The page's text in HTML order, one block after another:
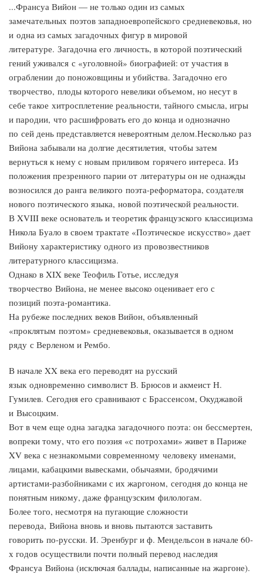
...Франсуа Вийон — не только один из самых
замечательных поэтов западноевропейского средневековья, но
и одна из самых загадочных фигур в мировой
литературе. Загадочна его личность, в которой поэтический
гений уживался с «уголовной» биографией: от участия в
ограблении до поножовщины и убийства. Загадочно его
творчество, плоды которого невелики объемом, но несут в
себе такое хитросплетение реальности, тайного смысла, игры
и пародии, что расшифровать его до конца и однозначно
по сей день представляется невероятным делом.Несколько раз
Вийона забывали на долгие десятилетия, чтобы затем
вернуться к нему с новым приливом горячего интереса. Из
положения презренного парии от литературы он не однажды
возносился до ранга великого поэта-реформатора, создателя
нового поэтического языка, новой поэтической реальности.
В XVIII веке основатель и теоретик французского классицизма
Никола Буало в своем трактате «Поэтическое искусство» дает
Вийону характеристику одного из провозвестников
литературного классицизма.
Однако в XIX веке Теофиль Готье, исследуя
творчество Вийона, не менее высоко оценивает его с
позиций поэта-романтика.
На рубеже последних веков Вийон, объявленный
«проклятым поэтом» средневековья, оказывается в одном
ряду с Верленом и Рембо.
В начале XX века его переводят на русский
язык одновременно символист В. Брюсов и акмеист Н.
Гумилев. Сегодня его сравнивают с Брассенсом, Окуджавой
и Высоцким.
Вот в чем еще одна загадка загадочного поэта: он бессмертен,
вопреки тому, что его поэзия «с потрохами» живет в Париже
XV века с незнакомыми современному человеку именами,
лицами, кабацкими вывесками, обычаями, бродячими
артистами-разбойниками с их жаргоном, сегодня до конца не
понятным никому, даже французским филологам.
Более того, несмотря на пугающие сложности
перевода, Вийона вновь и вновь пытаются заставить
говорить по-русски. И. Эренбург и ф. Мендельсон в начале 60-
х годов осуществили почти полный перевод наследия
Франсуа Вийона (исключая баллады, написанные на жаргоне).